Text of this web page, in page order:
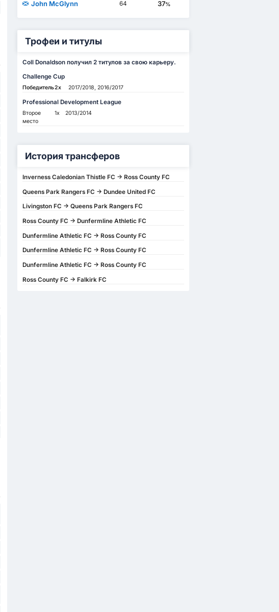
John McGlynn 64 37%
Трофеи и титулы
Coll Donaldson получил 2 титулов за свою карьеру.
Challenge Cup
Победитель2x 2017/2018, 2016/2017
Professional Development League
Второе
место
1x 2013/2014
История трансферов
Inverness Caledonian Thistle FC -> Ross County FC
Queens Park Rangers FC -> Dundee United FC
Livingston FC -> Queens Park Rangers FC
Ross County FC -> Dunfermline Athletic FC
Dunfermline Athletic FC -> Ross County FC
Dunfermline Athletic FC -> Ross County FC
Dunfermline Athletic FC -> Ross County FC
Ross County FC -> Falkirk FC